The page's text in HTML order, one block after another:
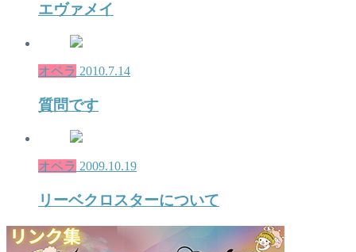
エヴァメイ
オペラ 2010.7.14
質問です
オペラ 2009.10.19
リーベクロスターについて